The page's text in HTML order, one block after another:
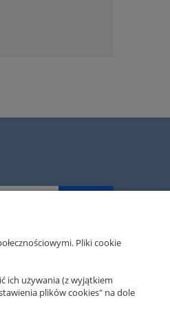
Pliki cookie
ich używania (z wyjątkiem
plików cookies" na dole